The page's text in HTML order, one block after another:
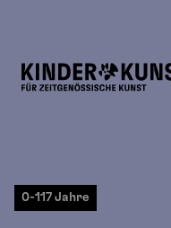
0-117 Jahre